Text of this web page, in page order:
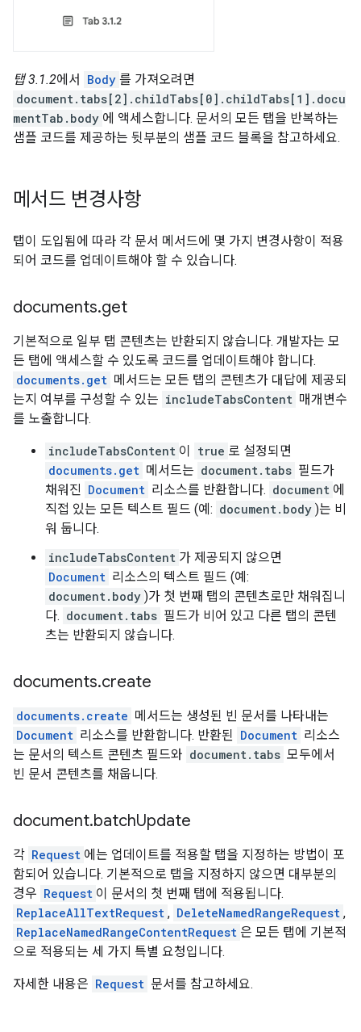
탭 3.1.2에서 Body 를 가져오려면
document.tabs[2].childTabs[0].childTabs[1].docu
mentTab.body 에 액세스합니다. 문서의 모든 탭을 반복하는
샘플 코드를 제공하는 뒷부분의 샘플 코드 블록을 참고하세요.
메서드 변경사항
탭이 도입됨에 따라 각 문서 메서드에 몇 가지 변경사항이 적용
되어 코드를 업데이트해야 할 수 있습니다.
documents.get
기본적으로 일부 탭 콘텐츠는 반환되지 않습니다. 개발자는 모
든 탭에 액세스할 수 있도록 코드를 업데이트해야 합니다.
documents.get 메서드는 모든 탭의 콘텐츠가 대답에 제공되
는지 여부를 구성할 수 있는 includeTabsContent 매개변수
를 노출합니다.
includeTabsContent 이 true 로 설정되면
documents.get 메서드는 document.tabs 필드가
채워진 Document 리소스를 반환합니다. document 에
직접 있는 모든 텍스트 필드 (예: document.body )는 비
워 둡니다.
includeTabsContent 가 제공되지 않으면
Document 리소스의 텍스트 필드 (예:
document.body )가 첫 번째 탭의 콘텐츠로만 채워집니
다. document.tabs 필드가 비어 있고 다른 탭의 콘텐
츠는 반환되지 않습니다.
documents.create
documents.create 메서드는 생성된 빈 문서를 나타내는
Document 리소스를 반환합니다. 반환된 Document 리소스
는 문서의 텍스트 콘텐츠 필드와 document.tabs 모두에서
빈 문서 콘텐츠를 채웁니다.
document.batchUpdate
각 Request 에는 업데이트를 적용할 탭을 지정하는 방법이 포
함되어 있습니다. 기본적으로 탭을 지정하지 않으면 대부분의
경우 Request 이 문서의 첫 번째 탭에 적용됩니다.
ReplaceAllTextRequest , DeleteNamedRangeRequest ,
ReplaceNamedRangeContentRequest 은 모든 탭에 기본적
으로 적용되는 세 가지 특별 요청입니다.
자세한 내용은 Request 문서를 참고하세요.